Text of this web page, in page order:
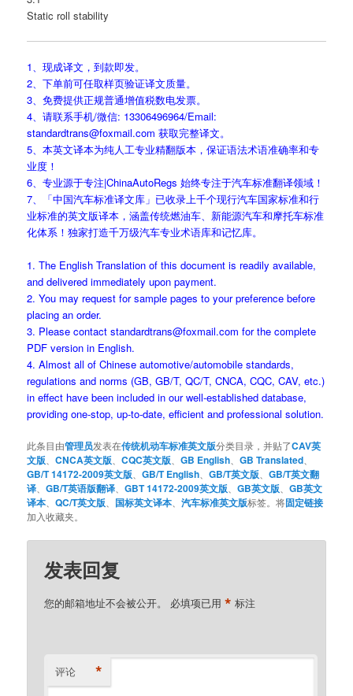
Static roll stability
1、现成译文，到款即发。
2、下单前可任取样页验证译文质量。
3、免费提供正规普通增值税数电发票。
4、请联系手机/微信: 13306496964/Email:
standardtrans@foxmail.com 获取完整译文。
5、本英文译本为纯人工专业精翻版本，保证语法术语准确率和专
业度！
6、专业源于专注|ChinaAutoRegs 始终专注于汽车标准翻译领域！
7、「中国汽车标准译文库」已收录上千个现行汽车国家标准和行
业标准的英文版译本，涵盖传统燃油车、新能源汽车和摩托车标准
化体系！独家打造千万级汽车专业术语库和记忆库。
1. The English Translation of this document is readily available,
and delivered immediately upon payment.
2. You may request for sample pages to your preference before
placing an order.
3. Please contact standardtrans@foxmail.com for the complete
PDF version in English.
4. Almost all of Chinese automotive/automobile standards,
regulations and norms (GB, GB/T, QC/T, CNCA, CQC, CAV, etc.)
in effect have been included in our well-established database,
providing one-stop, up-to-date, efficient and professional solution.
此条目由管理员发表在传统机动车标准英文版分类目录，并贴了CAV英
文版 、CNCA英文版 、CQC英文版 、GB English 、GB Translated
GB/T 14172-2009英文版 、GB/T English 、GB/T英文版 、GB/T英文翻
译 、GB/T英语版翻译 、GBT 14172-2009英文版 、GB英文版 、GB英文
译本 、QC/T英文版 国标英文译本 、汽车标准英文版标签。将固定链接
加入收藏夹。
发表回复
您的邮箱地址不会被公开。 必填项已用* 标注
评论 *